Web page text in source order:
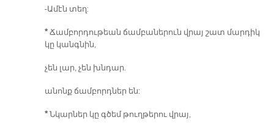
-Ամէն տեղ:
*Ճամբորդութեան ճամբաներուն վրայ շատ մարդիկ
կը կանգնին,
չեն լար, չեն խնդար.
անոնք ճամբորդներ են:
*Նկարներ կը գծեմ թուղթերու վրայ,